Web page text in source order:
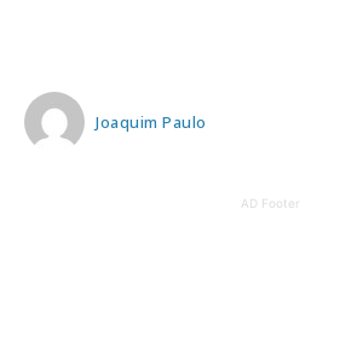
Joaquim Paulo
AD Footer